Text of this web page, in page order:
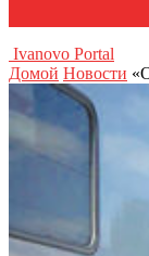
Ivanovo Portal
Домой Новости